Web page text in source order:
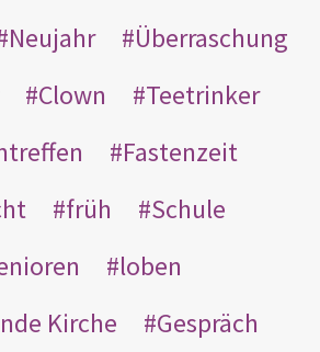
Neujahr
Überraschung
Clown
Teetrinker
Fastenzeit
früh
Schule
loben
Kirche
Gespräch